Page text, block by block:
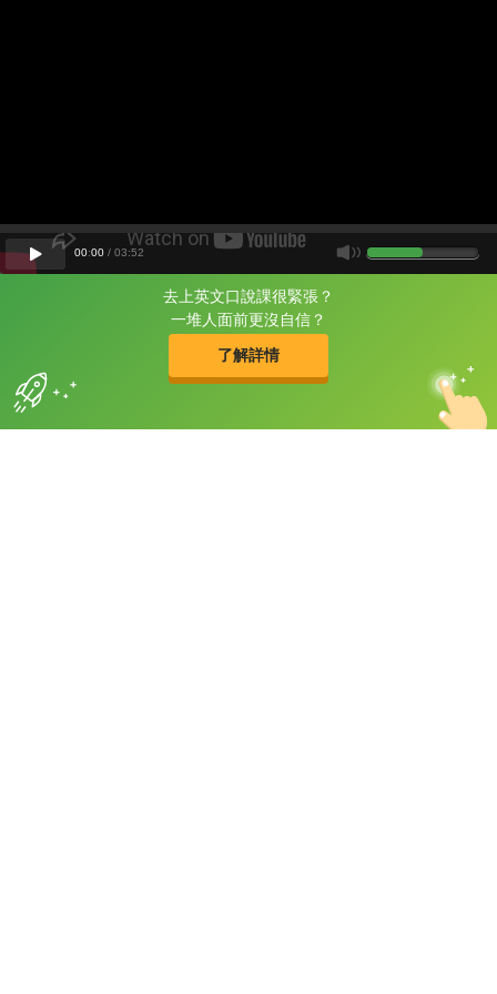
去上英文口說課很緊張？
一堆人面前更沒自信？
了解詳情
片尾有
攻其不背
的品牌故事
00:00 / 03:52